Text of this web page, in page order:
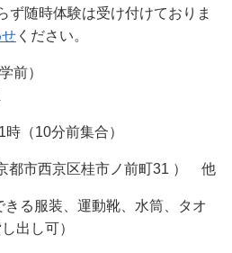
体験は受け付けておりま
ください。
前）
時（10分前集合）
都市西京区桂市ノ前町31 ） 他
きる服装、運動靴、水筒、タオ
出し可）